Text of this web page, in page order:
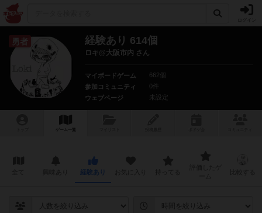
勇者 経験あり 614個
ロキ@大阪市内 さん
マイボードゲーム
662個
参加コミュニティ
0件
ウェブページ
未設定
ゲーム一覧
経験あり